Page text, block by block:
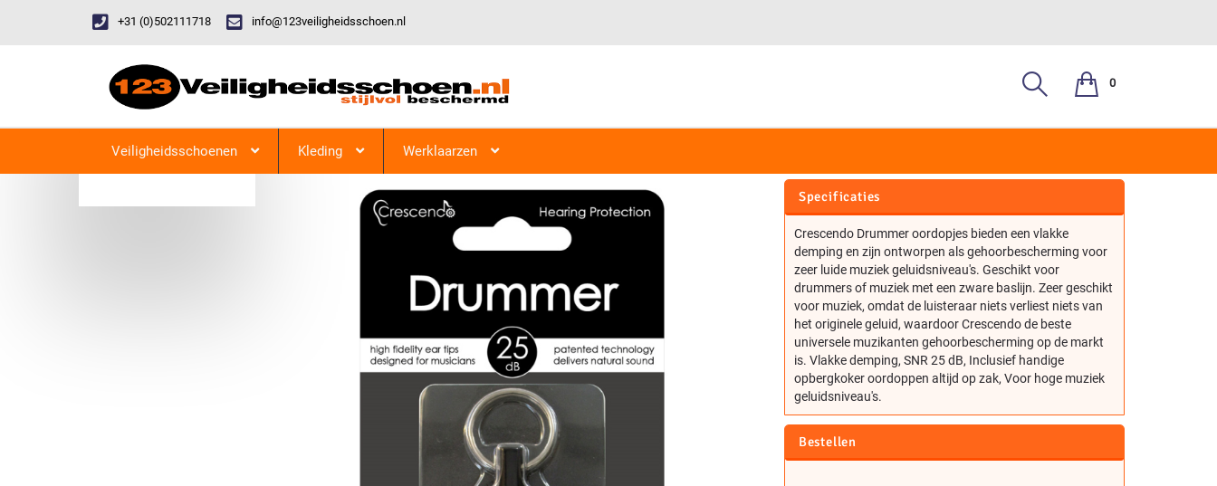
+31 (0)502111718 info@123veiligheidsschoen.nl
0
Veiligheidsschoenen Kleding Werklaarzen
IMPORT CRESCENDO OORDOPJES DRUMMER PR-0293
Specificaties
Crescendo Drummer oordopjes bieden een vlakke
demping en zijn ontworpen als gehoorbescherming voor
zeer luide muziek geluidsniveau's. Geschikt voor
drummers of muziek met een zware baslijn. Zeer geschikt
voor muziek, omdat de luisteraar niets verliest niets van
het originele geluid, waardoor Crescendo de beste
universele muzikanten gehoorbescherming op de markt
is. Vlakke demping, SNR 25 dB, Inclusief handige
opbergkoker oordoppen altijd op zak, Voor hoge muziek
geluidsniveau's.
Bestellen